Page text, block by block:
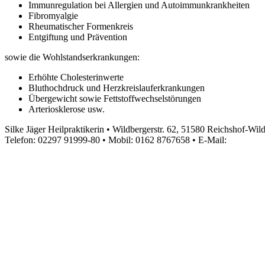
Immunregulation bei Allergien und Autoimmunkrankheiten
Fibromyalgie
Rheumatischer Formenkreis
Entgiftung und Prävention
sowie die Wohlstandserkrankungen:
Erhöhte Cholesterinwerte
Bluthochdruck und Herzkreislauferkrankungen
Übergewicht sowie Fettstoffwechselstörungen
Arteriosklerose usw.
Silke Jäger Heilpraktikerin • Wildbergerstr. 62, 51580 Reichshof-
Telefon: 02297 91999-80 • Mobil: 0162 8767658 • E-Mail: